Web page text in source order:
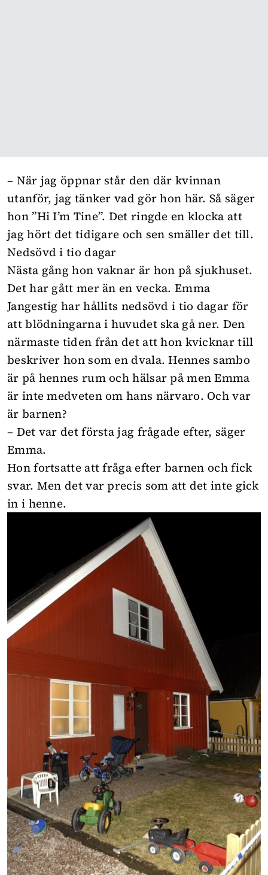
– När jag öppnar står den där kvinnan
utanför, jag tänker vad gör hon här. Så säger
hon ”Hi I’m Tine”. Det ringde en klocka att
jag hört det tidigare och sen smäller det till.
Nedsövd i tio dagar
Nästa gång hon vaknar är hon på sjukhuset.
Det har gått mer än en vecka. Emma
Jangestig har hållits nedsövd i tio dagar för
att blödningarna i huvudet ska gå ner. Den
närmaste tiden från det att hon kvicknar till
beskriver hon som en dvala. Hennes sambo
är på hennes rum och hälsar på men Emma
är inte medveten om hans närvaro. Och var
är barnen?
– Det var det första jag frågade efter, säger
Emma.
Hon fortsatte att fråga efter barnen och fick
svar. Men det var precis som att det inte gick
in i henne.